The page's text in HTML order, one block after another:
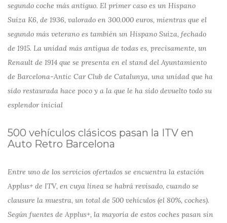
segundo coche más antiguo. El primer caso es un Hispano
Suiza K6, de 1936, valorado en 300.000 euros, mientras que el
segundo más veterano es también un Hispano Suiza, fechado
de 1915. La unidad más antigua de todas es, precisamente, un
Renault de 1914 que se presenta en el stand del Ayuntamiento
de Barcelona-Antic Car Club de Catalunya, una unidad que ha
sido restaurada hace poco y a la que le ha sido devuelto todo su
esplendor inicial
500 vehículos clásicos pasan la ITV en
Auto Retro Barcelona
Entre uno de los servicios ofertados se encuentra la estación
Applus+ de ITV, en cuya línea se habrá revisado, cuando se
clausure la muestra, un total de 500 vehículos (el 80%, coches).
Según fuentes de Applus+, la mayoría de estos coches pasan sin